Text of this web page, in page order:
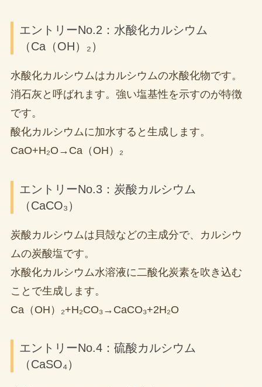
エントリーNo.2：水酸化カルシウム
（Ca（OH）₂）
水酸化カルシウムはカルシウムの水酸化物です。
消石灰と呼ばれます。強い塩基性を示すのが特徴
です。
酸化カルシウムに加水すると生成します。
CaO+H₂O→Ca（OH）₂
エントリーNo.3：炭酸カルシウム
（CaCO₃）
炭酸カルシウムは貝殻などの主成分で、カルシウ
ムの炭酸塩です。
水酸化カルシウム水溶液に二酸化炭素を吹き込む
ことで生成します。
Ca（OH）₂+H₂CO₃→CaCO₃+2H₂O
エントリーNo.4：硫酸カルシウム
（CaSO₄）